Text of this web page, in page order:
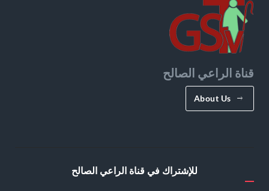
قناة الراعي الصالح
About Us
للإشتراك في قناة الراعي الصالح